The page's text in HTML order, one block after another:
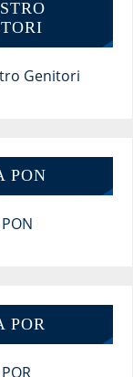
PON
POR